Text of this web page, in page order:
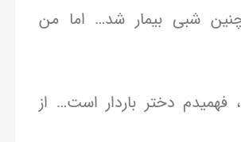
شبی بیمار شد… اما من
فهمیدم دختر باردار است… از